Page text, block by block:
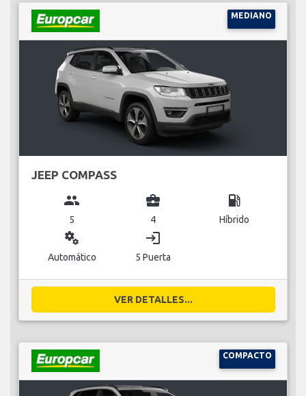
MEDIANO
JEEP COMPASS
group
5
business_center
4
local_gas_station
Híbrido
miscellaneous_services
Automático
login
5 Puerta
VER DETALLES...
COMPACTO